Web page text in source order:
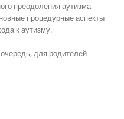
преодоления аутизма
процедурные аспекты
к аутизму.
для родителей